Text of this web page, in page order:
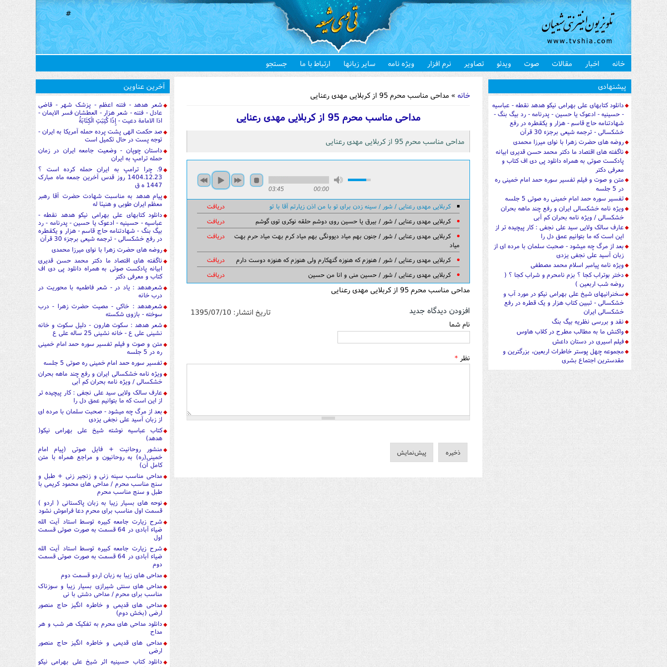
#
خانه اخبار مقالات صوت ویدئو تصاویر نرم افزار ویژه نامه سایر زبانها ارتباط با ما جستجو
خانه » مداحی مناسب محرم 95 از کربلایی مهدی رعنایی
مداحی مناسب محرم 95 از کربلایی مهدی رعنایی
مداحی مناسب محرم 95 از کربلایی مهدی رعنایی
00:00
03:45
دریافت
کربلایی مهدی رعنایی / شور / سینه زدن برای تو با من اذن زیارتم آقا با تو
دریافت
کربلایی مهدی رعنایی / شور / بیرق یا حسین روی دوشم حلقه نوکری توی گوشم
دریافت
کربلایی مهدی رعنایی / شور / جنون بهم میاد دیوونگی بهم میاد کرم بهت میاد حرم بهت
میاد
دریافت
کربلایی مهدی رعنایی / شور / هنوزم که هنوزه گنهکارم ولی هنوزم که هنوزه دوست دارم
دریافت
کربلایی مهدی رعنایی / شور / حسین منی و انا من حسین
مداحی مناسب محرم 95 از کربلایی مهدی رعنایی
تاریخ انتشار: 1395/07/10 افزودن دیدگاه جدید
نام شما
نظر *
آخرین عناوین
شعر هدهد - فتنه اعظم - پزشک شهر - قاضی
عادل - فتنه - شعر هزار - العطشان فسر الایمان -
اذا الامامة دعیت - إِذَا كُتِبَتِ الْكِتَابَةُ
صد حکمت الهی پشت پرده حمله آمریکا به ایران -
توجه پست در حال تکمیل است
داستان چوپان - وضعیت جامعه ایران در زمان
حمله ترامپ به ایران
9. چرا ترامپ به ایران حمله کرده است ؟
1404.12.23 روز قدس آخرین جمعه ماه مبارک
1447 ه ق
پیام هدهد به مناسبت شهادت حضرت آقا رهبر
معظم ایران طوبی و هنیئا له
دانلود کتابهای علی بهرامی نیکو هدهد نقطه -
عباسیه - حسینیه - ادعوک یا حسین - پدرنامه - رد
بیگ بنگ - شهادتنامه حاج قاسم - هزار و یکقطره
در رفع خشکسالی - ترجمه شیعی برجزء 30 قرآن
روضه های حضرت زهرا با نوای میرزا محمدی
ناگفته های اقتصاد ما دکتر محمد حسن قدیری
ابیانه پادکست صوتی به همراه دانلود پی دی اف
کتاب و معرفی دکتر
شعرهدهد : یاد در - شعر فاطمیه با محوریت در
درب خانه
شعرهدهد : خاکی - مصیت حضرت زهرا - درب
سوخته - بازوی شکسته
شعر هدهد : سکوت هارون - دلیل سکوت و خانه
نشینی علی ع - خانه نشینی 25 ساله علی ع
متن و صوت و فیلم تفسیر سوره حمد امام خمینی
ره در 5 جلسه
تفسیر سوره حمد امام خمینی ره صوتی 5 جلسه
ویژه نامه خشکسالی ایران و رفع چند ماهه بحران
خشکسالی / ویژه نامه بحران کم آبی
عارف سالک ولایی سید علی نجفی : کار پیچیده تر
از این است که ما بتوانیم عمق دل را
بعد از مرگ چه میشود - صحبت سلمان با مرده ای
از زبان آسید علی نجفی یزدی
کتاب عباسیه نوشته شیخ علی بهرامی نیکو(
هدهد)
منشور روحانیت + فایل صوتی (پیام امام
خمینی(ره) به روحانیون و مراجع همراه با متن
کامل آن)
مداحی مناسب سینه زنی و زنجیر زنی + طبل و
سنج مناسب محرم / مداحی های محمود کریمی با
طبل و سنج مناسب محرم
نوحه های بسیار زیبا به زبان پاکستانی ( اردو )
قسمت اول مناسب برای محرم دعا فراموش نشود
شرح زیارت جامعه کبیره توسط استاد آیت الله
ضیاء آبادی در 64 قسمت به صورت صوتی قسمت
اول
شرح زیارت جامعه کبیره توسط استاد آیت الله
ضیاء آبادی در 64 قسمت به صورت صوتی قسمت
دوم
مداحی های زیبا به زبان اردو قسمت دوم
مداحی های سنتی شیرازی بسیار زیبا و سوزناک
مناسب برای محرم / مداحی دشتی با نی
مداحی های قدیمی و خاطره انگیز حاج منصور
ارضی (بخش دوم)
دانلود مداحی های محرم به تفکیک هر شب و هر
مداح
مداحی های قدیمی و خاطره انگیز حاج منصور
ارضی
دانلود کتاب حسینیه اثر شیخ علی بهرامی نیکو
پیشنهادی
دانلود کتابهای علی بهرامی نیکو هدهد نقطه - عباسیه
- حسینیه - ادعوک یا حسین - پدرنامه - رد بیگ بنگ -
شهادتنامه حاج قاسم - هزار و یکقطره در رفع
خشکسالی - ترجمه شیعی برجزء 30 قرآن
روضه های حضرت زهرا با نوای میرزا محمدی
ناگفته های اقتصاد ما دکتر محمد حسن قدیری ابیانه
پادکست صوتی به همراه دانلود پی دی اف کتاب و
معرفی دکتر
متن و صوت و فیلم تفسیر سوره حمد امام خمینی ره
در 5 جلسه
تفسیر سوره حمد امام خمینی ره صوتی 5 جلسه
ویژه نامه خشکسالی ایران و رفع چند ماهه بحران
خشکسالی / ویژه نامه بحران کم آبی
عارف سالک ولایی سید علی نجفی : کار پیچیده تر از
این است که ما بتوانیم عمق دل را
بعد از مرگ چه میشود - صحبت سلمان با مرده ای از
زبان آسید علی نجفی یزدی
ویژه نامه پیامبر اسلام محمد مصطفی
دختر بوتراب کجا ؟ بزم نامحرم و شراب کجا ؟ (
روضه شب اربعین )
سخنرانیهای شیخ علی بهرامی نیکو در مورد آب و
خشکسالی - تببین کتاب هزار و یک قطره در رفع
خشکسالی ایران
نقد و بررسی نظریه بیگ بنگ
واکنش ما به مطالب مطرح در کلاب هاوس
فیلم اسیری در دستان داعش
مجموعه چهل پوستر خاطرات اربعین، بزرگترین و
مقدسترین اجتماع بشری